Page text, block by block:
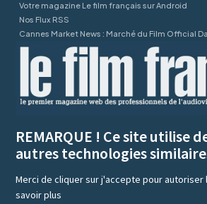
Votre magazine Le film français sur Android
Nos Flux RSS
Cannes Market News : Marché du Film Official
REMARQUE ! Ce site utilise
autres technologies
Merci de cliquer sur j'accepte pour
savoir plus